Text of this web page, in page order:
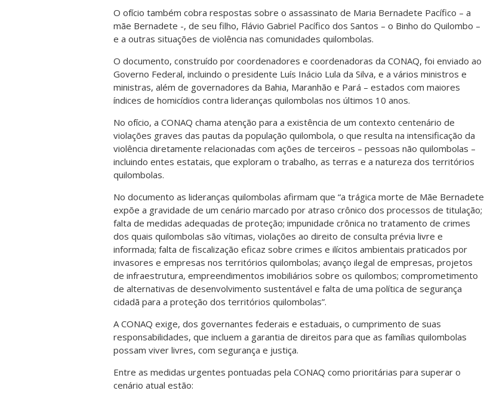
O ofício também cobra respostas sobre o assassinato de Maria Bernadete Pacífico – a
mãe Bernadete -, de seu filho, Flávio Gabriel Pacífico dos Santos – o Binho do Quilombo –
e a outras situações de violência nas comunidades quilombolas.
O documento, construído por coordenadores e coordenadoras da CONAQ, foi enviado ao
Governo Federal, incluindo o presidente Luís Inácio Lula da Silva, e a vários ministros e
ministras, além de governadores da Bahia, Maranhão e Pará – estados com maiores
índices de homicídios contra lideranças quilombolas nos últimos 10 anos.
No ofício, a CONAQ chama atenção para a existência de um contexto centenário de
violações graves das pautas da população quilombola, o que resulta na intensificação da
violência diretamente relacionadas com ações de terceiros – pessoas não quilombolas –
incluindo entes estatais, que exploram o trabalho, as terras e a natureza dos territórios
quilombolas.
No documento as lideranças quilombolas afirmam que “a trágica morte de Mãe Bernadete
expõe a gravidade de um cenário marcado por atraso crônico dos processos de titulação;
falta de medidas adequadas de proteção; impunidade crônica no tratamento de crimes
dos quais quilombolas são vítimas, violações ao direito de consulta prévia livre e
informada; falta de fiscalização eficaz sobre crimes e ilícitos ambientais praticados por
invasores e empresas nos territórios quilombolas; avanço ilegal de empresas, projetos
de infraestrutura, empreendimentos imobiliários sobre os quilombos; comprometimento
de alternativas de desenvolvimento sustentável e falta de uma política de segurança
cidadã para a proteção dos territórios quilombolas”.
A CONAQ exige, dos governantes federais e estaduais, o cumprimento de suas
responsabilidades, que incluem a garantia de direitos para que as famílias quilombolas
possam viver livres, com segurança e justiça.
Entre as medidas urgentes pontuadas pela CONAQ como prioritárias para superar o
cenário atual estão: